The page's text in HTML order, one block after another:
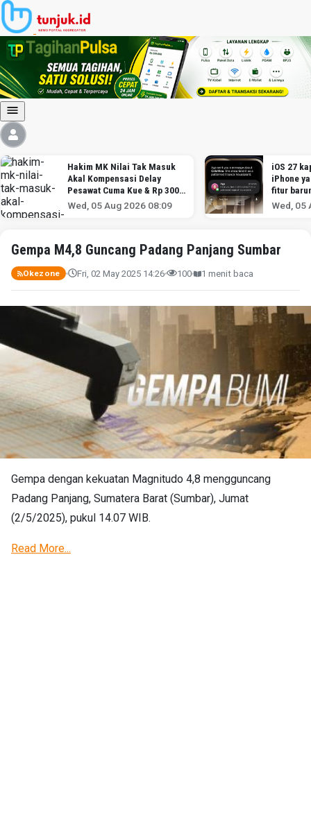
Hakim MK Nilai Tak Masuk
Akal Kompensasi Delay
Pesawat Cuma Kue & Rp 300
Ribu
Wed, 05 Aug 2026 08:09
iOS 27
iPhone
fitur
Wed, 05
Gempa M4,8 Guncang Padang Panjang Sumbar
Okezone Fri, 02 May 2025 14:26 100 1 menit baca
Gempa dengan kekuatan Magnitudo 4,8 mengguncang
Padang Panjang, Sumatera Barat (Sumbar), Jumat
(2/5/2025), pukul 14.07 WIB.
Read More...